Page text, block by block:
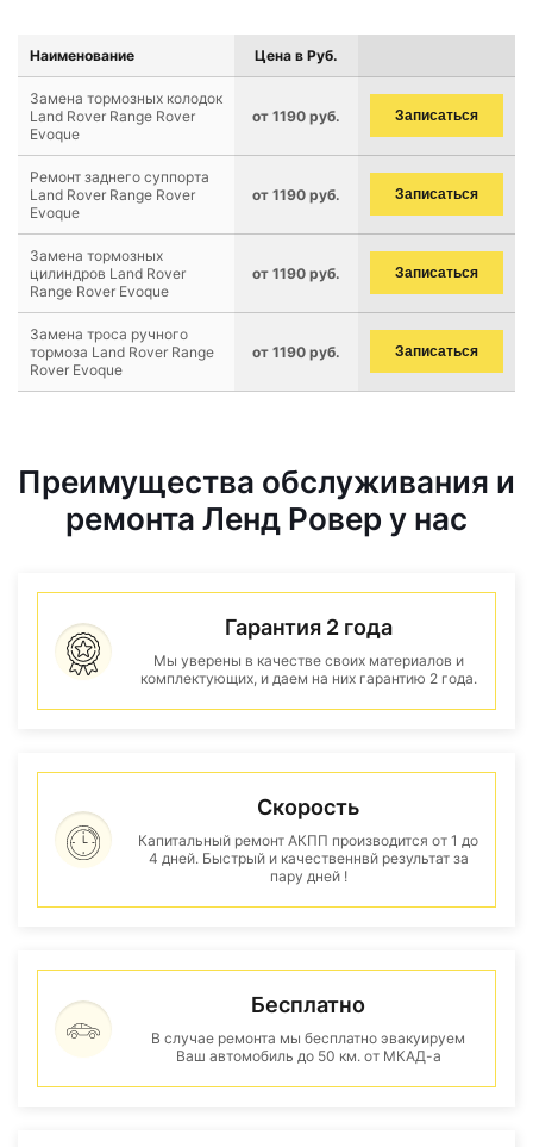
Наименование Цена в Руб.
Замена тормозных колодок
Land Rover Range Rover
Evoque
от 1190 руб. Записаться
Ремонт заднего суппорта
Land Rover Range Rover
Evoque
от 1190 руб. Записаться
Замена тормозных
цилиндров Land Rover
Range Rover Evoque
от 1190 руб. Записаться
Замена троса ручного
тормоза Land Rover Range
Rover Evoque
от 1190 руб. Записаться
Преимущества обслуживания и
ремонта Ленд Ровер у нас
Гарантия 2 года
Мы уверены в качестве своих материалов и
комплектующих, и даем на них гарантию 2 года.
Скорость
Капитальный ремонт АКПП производится от 1 до
4 дней. Быстрый и качественнвй результат за
пару дней !
Бесплатно
В случае ремонта мы бесплатно эвакуируем
Ваш автомобиль до 50 км. от МКАД-а